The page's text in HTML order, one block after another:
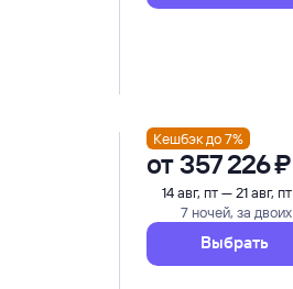
Кешбэк до 7%
от357 ⁠226 ⁠₽
14 авг, пт — 21 авг, пт
7 ночей, за двоих
Выбрать